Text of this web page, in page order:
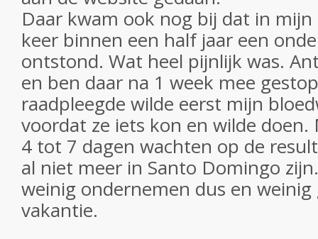
Daar kwam ook nog bij dat in mijn
keer binnen een half jaar een
ontstond. Wat heel pijnlijk was.
en ben daar na 1 week mee
raadpleegde wilde eerst mijn
voordat ze iets kon en wilde
4 tot 7 dagen wachten op de
al niet meer in Santo Domingo
weinig ondernemen dus en
vakantie.